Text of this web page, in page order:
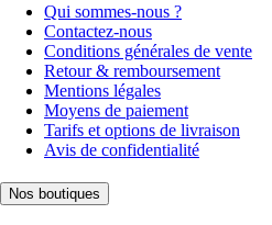
Qui sommes-nous ?
Contactez-nous
Conditions générales de vente
Retour & remboursement
Mentions légales
Moyens de paiement
Tarifs et options de livraison
Avis de confidentialité
Nos boutiques